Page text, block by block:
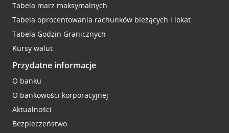
Tabela marż maksymalnych
Tabela oprocentowania rachunków bieżących i lokat
Tabela Godzin Granicznych
Kursy walut
Przydatne informacje
O banku
O bankowości korporacyjnej
Aktualności
Bezpieczeństwo